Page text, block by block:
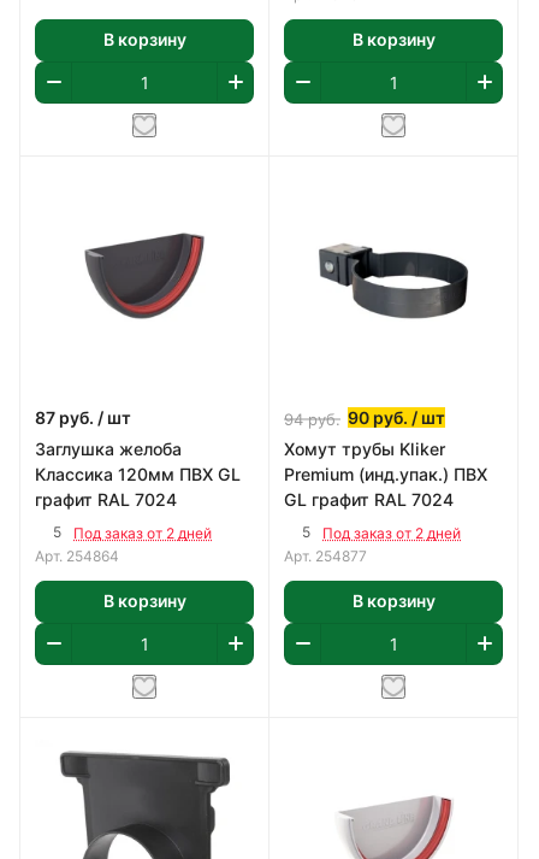
В корзину В корзину
87 руб. / шт
Заглушка желоба
Классика 120мм ПВХ GL
графит RAL 7024
5
Под заказ от 2 дней
Арт. 254864
В корзину
94руб. 90 руб. / шт
Хомут трубы Kliker
Premium (инд.упак.) ПВХ
GL графит RAL 7024
5
Под заказ от 2 дней
Арт. 254877
В корзину